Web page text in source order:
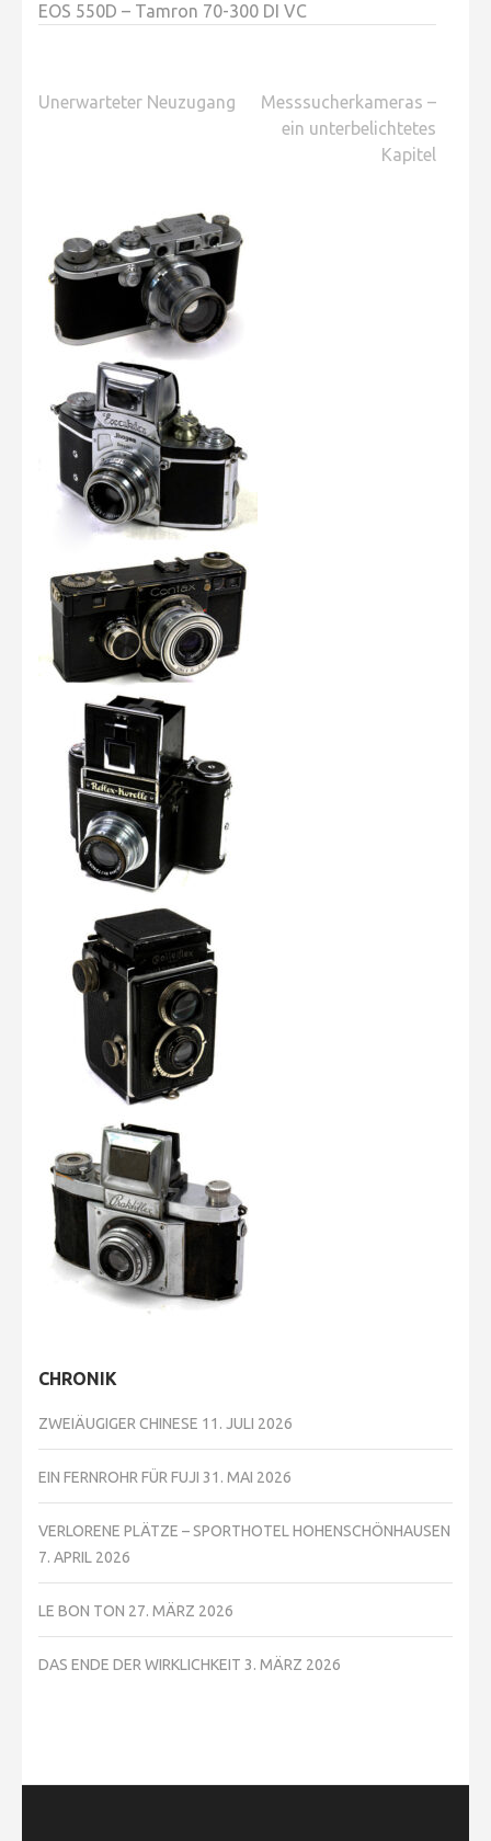
EOS 550D – Tamron 70-300 DI VC
Beitragsnavigation
Unerwarteter Neuzugang
Messsucherkameras –
ein unterbelichtetes
Kapitel
CHRONIK
ZWEIÄUGIGER CHINESE 11. JULI 2026
EIN FERNROHR FÜR FUJI 31. MAI 2026
VERLORENE PLÄTZE – SPORTHOTEL HOHENSCHÖNHAUSEN
7. APRIL 2026
LE BON TON 27. MÄRZ 2026
DAS ENDE DER WIRKLICHKEIT 3. MÄRZ 2026